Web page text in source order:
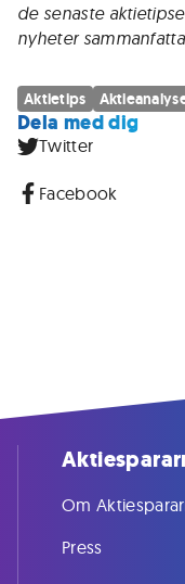
de senaste
nyheter
Aktietips
Dela med dig
Twitter
Facebook
Om
Press